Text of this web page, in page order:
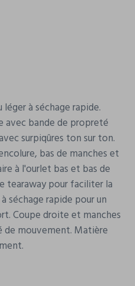
à séchage rapide.
avec bande de propreté
surpiqûres ton sur ton.
bas de manches et
à l'ourlet bas et bas de
tearaway pour faciliter la
séchage rapide pour un
Coupe droite et manches
mouvement. Matière